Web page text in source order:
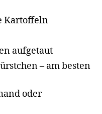
Kartoffeln
aufgetaut
– am besten
oder